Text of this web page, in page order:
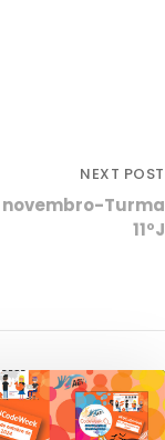
NEXT POST
novembro-Turma
11ºJ